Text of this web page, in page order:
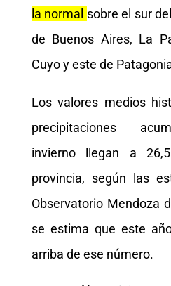
la normal sobre el sur
de Buenos Aires, La
Cuyo y este de
Los valores medios
precipitaciones
invierno llegan a
provincia, según las
Observatorio Mendoza
se estima que este
arriba de ese número.